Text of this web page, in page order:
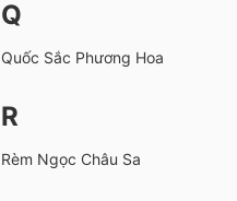
Q
Quốc Sắc Phương Hoa
R
Rèm Ngọc Châu Sa